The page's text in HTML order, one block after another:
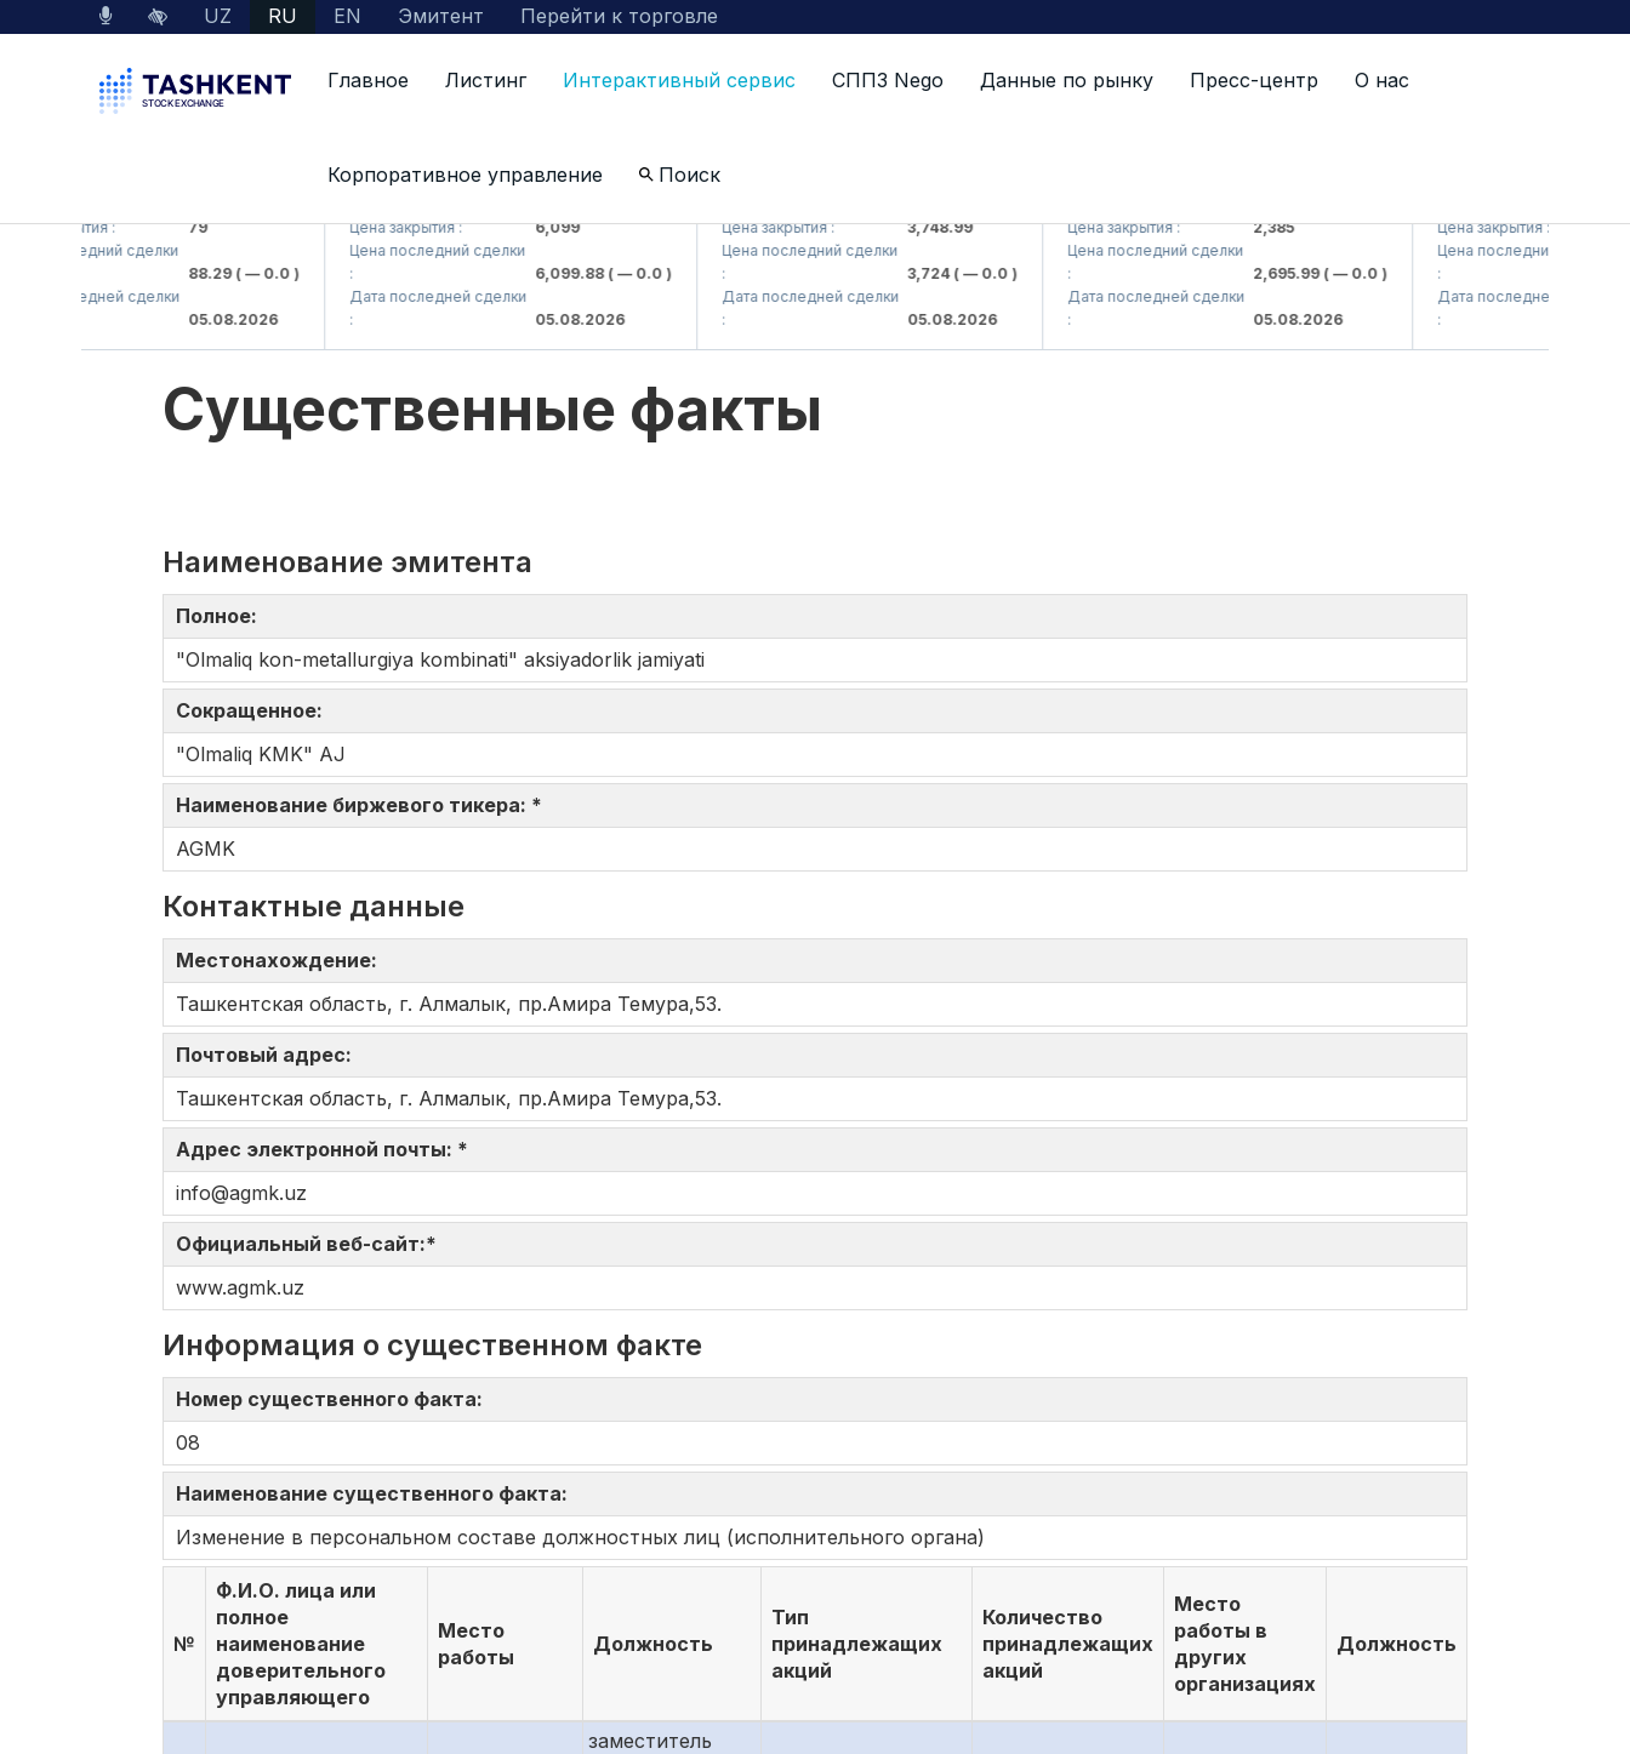
UZ RU EN Эмитент Перейти к торговле
Главное Листинг Интерактивный сервис СППЗ Nego Данные по рынку Пресс-центр О нас
Корпоративное управление Поиск
:
79
последний сделки
88.29( — 0.0 )
последней сделки
05.08.2026
Цена закрытия :
6,099
Цена последний сделки
6,099.88( — 0.0 )
Дата последней сделки
05.08.2026
Цена закрытия :
3,748.99
Цена последний сделки
3,724( — 0.0 )
Дата последней сделки
05.08.2026
Цена закрытия :
2,385
Цена последний сделки
2,695.99( — 0.0 )
Дата последней сделки
05.08.2026
Цена закрытия :
1,208
Цена последний сделки
Дата последней сделки
Существенные факты
Наименование эмитента
Полное:
"Olmaliq kon-metallurgiya kombinati" aksiyadorlik jamiyati
Сокращенное:
"Olmaliq KMK" AJ
Наименование биржевого тикера: *
AGMK
Контактные данные
Местонахождение:
Ташкентская область, г. Алмалык, пр.Амира Темура,53.
Почтовый адрес:
Ташкентская область, г. Алмалык, пр.Амира Темура,53.
Адрес электронной почты: *
info@agmk.uz
Официальный веб-сайт:*
www.agmk.uz
Информация о существенном факте
Номер существенного факта:
08
Наименование существенного факта:
Изменение в персональном составе должностных лиц (исполнительного органа)
№
Ф.И.О. лица или
полное
наименование
доверительного
управляющего
Место
работы
Должность
Тип
принадлежащих
акций
Количество
принадлежащих
акций
Место
работы в
других
организациях
Должность
заместитель